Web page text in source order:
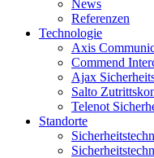
News
Referenzen
Technologie
Axis
Commend
Ajax
Salto
Telenot
Standorte